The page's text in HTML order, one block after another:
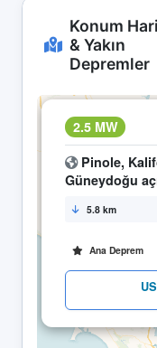
Konum
& Yakın
Depremler
2.5 MW
Pinole,
Güneydoğu
5.8 km
Ana Deprem